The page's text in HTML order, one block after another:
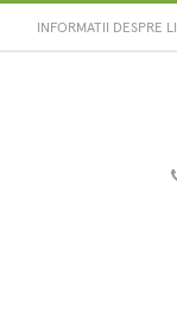
INFORMATII DESPRE